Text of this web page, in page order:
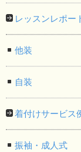
レッスンレポー
他装
自装
着付けサービス
振袖・成人式